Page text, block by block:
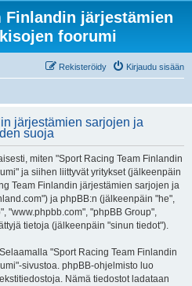
Finlandin järjestämien
foorumi
Kirjaudu sisään
Rekisteröidy
järjestämien sarjojen ja
suoja
miten "Sport Racing Team Finlandin
ja siihen liittyvät yritykset (jälkeenpäin
Team Finlandin järjestämien sarjojen ja
ja phpBB:n (jälkeenpäin "he",
"www.phpbb.com", "phpBB Group",
tietoja (jälkeenpäin "sinun tiedot").
"Sport Racing Team Finlandin
sivustoa. phpBB-ohjelmisto luo
Nämä tiedostot ladataan